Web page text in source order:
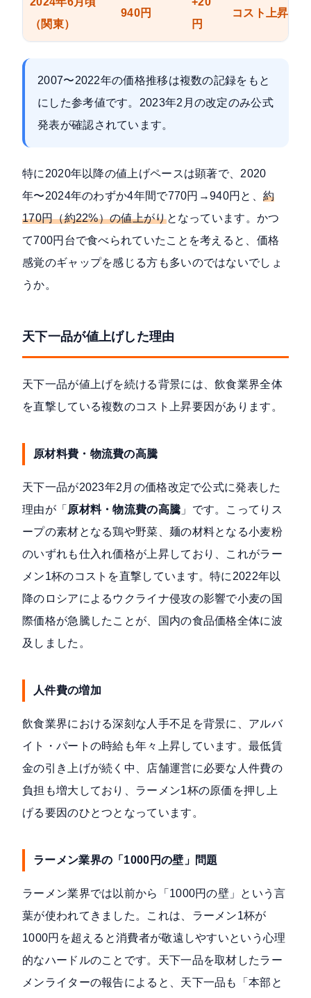
（関東）
940円
円
コスト上昇継続
2007〜2022年の価格推移は複数の記録をもと
にした参考値です。2023年2月の改定のみ公式
発表が確認されています。
特に2020年以降の値上げペースは顕著で、2020
年〜2024年のわずか4年間で770円→940円と、 約
170円（約22%）の値上がりとなっています。かつ
て700円台で食べられていたことを考えると、価格
感覚のギャップを感じる方も多いのではないでしょ
うか。
天下一品が値上げした理由
天下一品が値上げを続ける背景には、飲食業界全体
を直撃している複数のコスト上昇要因があります。
原材料費・物流費の高騰
天下一品が2023年2月の価格改定で公式に発表した
理由が「 原材料・物流費の高騰 」です。こってりス
ープの素材となる鶏や野菜、麺の材料となる小麦粉
のいずれも仕入れ価格が上昇しており、これがラー
メン1杯のコストを直撃しています。特に2022年以
降のロシアによるウクライナ侵攻の影響で小麦の国
際価格が急騰したことが、国内の食品価格全体に波
及しました。
人件費の増加
飲食業界における深刻な人手不足を背景に、アルバ
イト・パートの時給も年々上昇しています。最低賃
金の引き上げが続く中、店舗運営に必要な人件費の
負担も増大しており、ラーメン1杯の原価を押し上
げる要因のひとつとなっています。
ラーメン業界の「1000円の壁」問題
ラーメン業界では以前から「1000円の壁」という言
葉が使われてきました。これは、ラーメン1杯が
1000円を超えると消費者が敬遠しやすいという心理
的なハードルのことです。 天下一品を取材したラー
メンライターの報告によると、天下一品も「本部と